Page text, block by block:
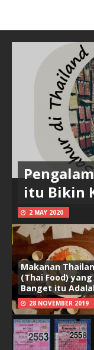
itu Bikin
2 MAY 2020
Makanan
(Thai Food) yang
Banget itu
28 NOVEMBER 2019